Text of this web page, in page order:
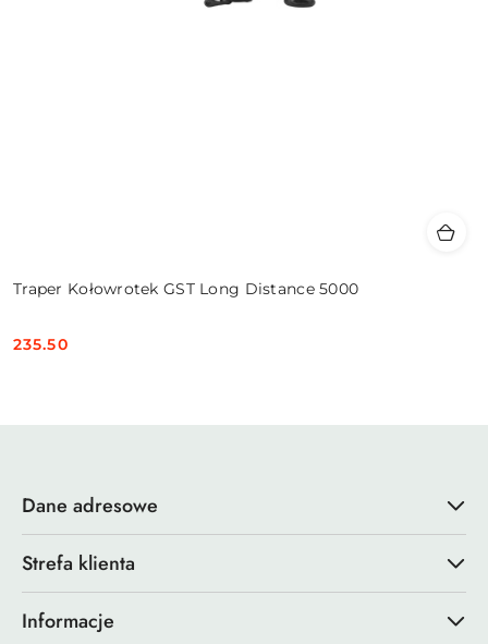
Traper Kołowrotek GST Long Distance 5000
Cena:
235.50
Dane adresowe
Strefa klienta
Informacje